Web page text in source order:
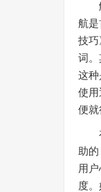
解
航是
技巧
词。
这种
使用
便就
在
助
用
度